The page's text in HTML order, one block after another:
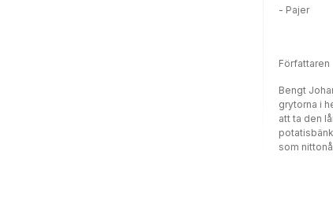
- Pajer
Författaren
Bengt
grytorna i
att ta den
som